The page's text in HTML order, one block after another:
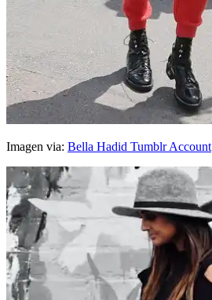
Imagen via: Bella Hadid Tumblr Account